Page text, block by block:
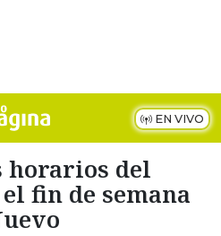
EN VIVO
horarios del
fin de semana